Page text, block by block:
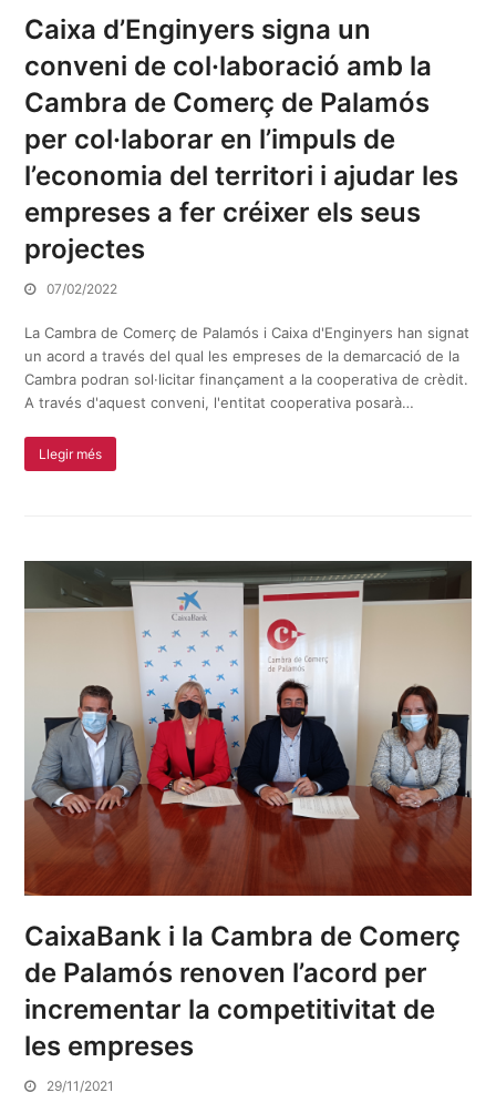
Caixa d’Enginyers signa un
conveni de col·laboració amb la
Cambra de Comerç de Palamós
per col·laborar en l’impuls de
l’economia del territori i ajudar les
empreses a fer créixer els seus
projectes
07/02/2022
La Cambra de Comerç de Palamós i Caixa d'Enginyers han signat
un acord a través del qual les empreses de la demarcació de la
Cambra podran sol·licitar finançament a la cooperativa de crèdit.
A través d'aquest conveni, l'entitat cooperativa posarà…
Llegir més
CaixaBank i la Cambra de Comerç
de Palamós renoven l’acord per
incrementar la competitivitat de
les empreses
29/11/2021